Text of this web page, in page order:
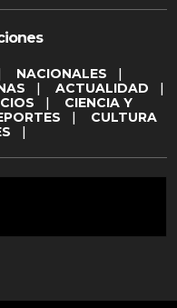
NACIONALES |
| ACTUALIDAD |
| CIENCIA Y
| CULTURA
|